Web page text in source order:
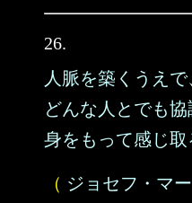
26.
人脈を築くうえで
どんな人とでも協
身をもって感じ取
（ ジョセフ・マ